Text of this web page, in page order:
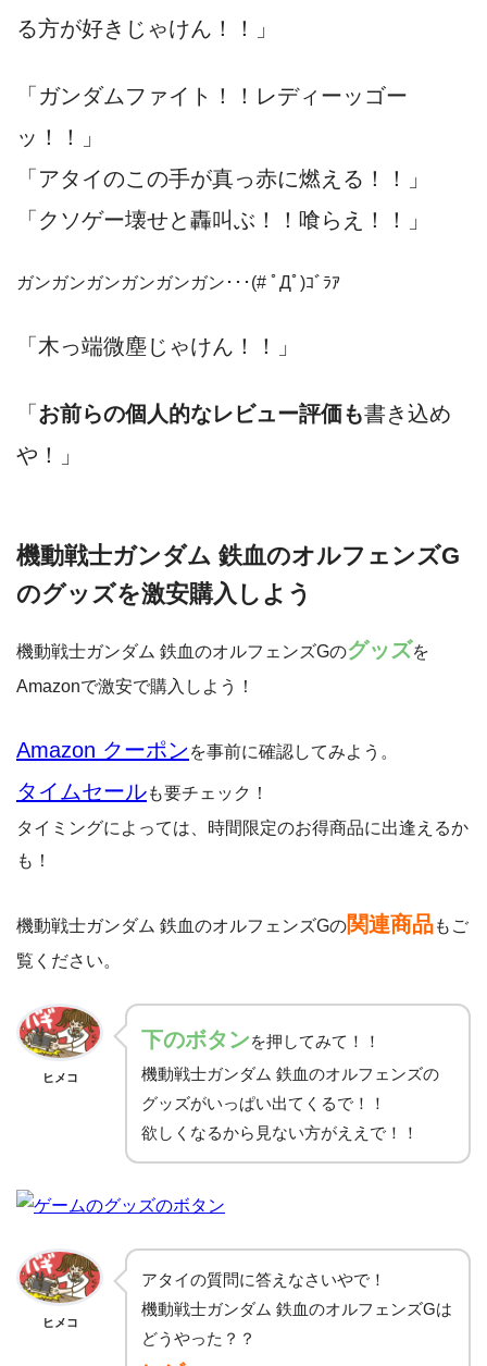
る方が好きじゃけん！！」
「ガンダムファイト！！レディーッゴー
ッ！！」
「アタイのこの手が真っ赤に燃える！！」
「クソゲー壊せと轟叫ぶ！！喰らえ！！」
ガンガンガンガンガンガン･･･(# ﾟДﾟ)ｺﾞﾗｱ
「木っ端微塵じゃけん！！」
「お前らの個人的なレビュー評価も書き込め
や！」
機動戦士ガンダム 鉄血のオルフェンズG
のグッズを激安購入しよう
機動戦士ガンダム 鉄血のオルフェンズGのグッズを
Amazonで激安で購入しよう！
Amazon クーポンを事前に確認してみよう。
タイムセールも要チェック！
タイミングによっては、時間限定のお得商品に出逢えるか
も！
機動戦士ガンダム 鉄血のオルフェンズGの関連商品もご
覧ください。
ヒメコ
下のボタンを押してみて！！
機動戦士ガンダム 鉄血のオルフェンズの
グッズがいっぱい出てくるで！！
欲しくなるから見ない方がええで！！
ヒメコ
アタイの質問に答えなさいやで！
機動戦士ガンダム 鉄血のオルフェンズGは
どうやった？？